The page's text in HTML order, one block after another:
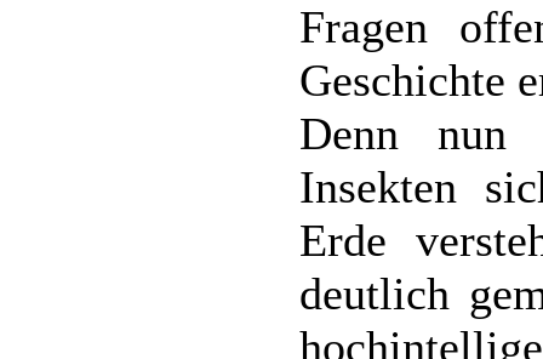
Fragen
Geschichte
Denn nun
Insekten
Erde
deutlich